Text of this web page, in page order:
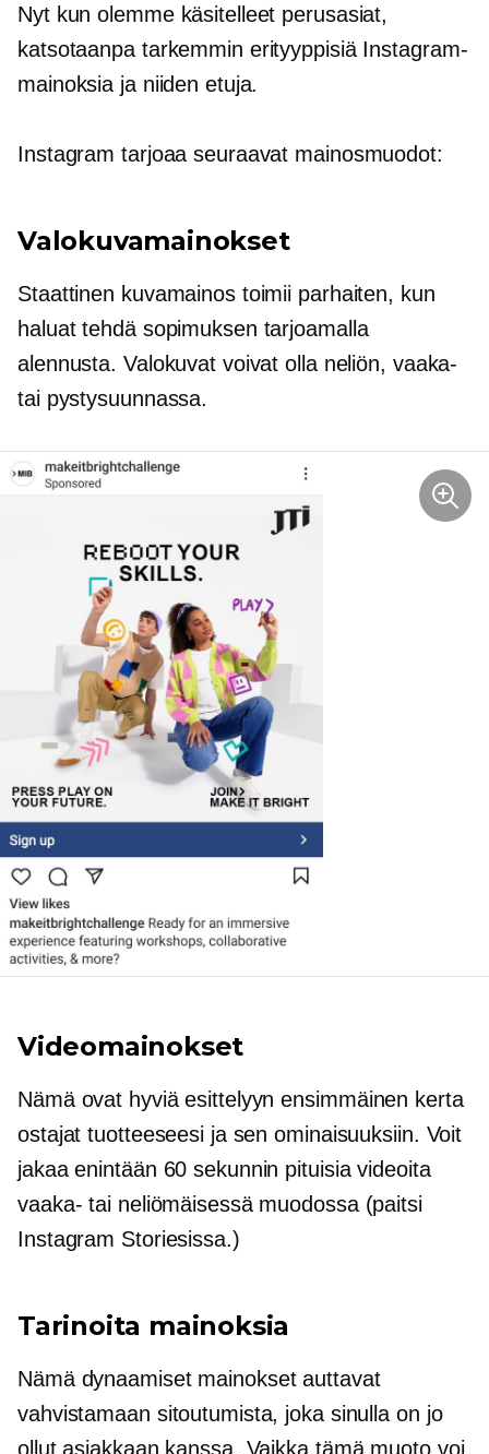
Nyt kun olemme käsitelleet perusasiat,
katsotaanpa tarkemmin erityyppisiä Instagram-
mainoksia ja niiden etuja.
Instagram tarjoaa seuraavat mainosmuodot:
Valokuvamainokset
Staattinen kuvamainos toimii parhaiten, kun
haluat tehdä sopimuksen tarjoamalla
alennusta. Valokuvat voivat olla neliön, vaaka-
tai pystysuunnassa.
Videomainokset
Nämä ovat hyviä esittelyynensimmäinen kerta
ostajat tuotteeseesi ja sen ominaisuuksiin. Voit
jakaa enintään 60 sekunnin pituisia videoita
vaaka- tai neliömäisessä muodossa (paitsi
Instagram Storiesissa.)
Tarinoita mainoksia
Nämä dynaamiset mainokset auttavat
vahvistamaan sitoutumista, joka sinulla on jo
ollut asiakkaan kanssa. Vaikka tämä muoto voi